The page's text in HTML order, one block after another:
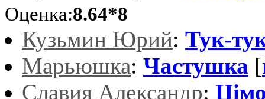
Оценка:8.64*8
Кузьмин Юрий: Тук-
Марьюшка: Частушка [
Славия Александр: